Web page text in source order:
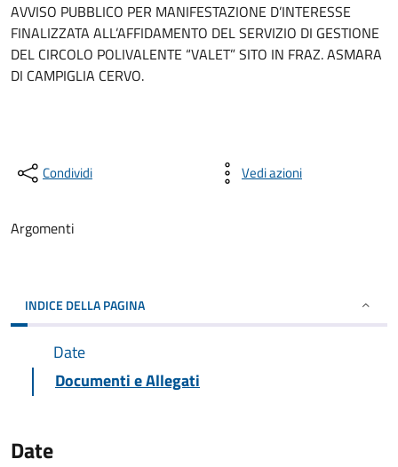
AVVISO PUBBLICO PER MANIFESTAZIONE D’INTERESSE
FINALIZZATA ALL’AFFIDAMENTO DEL SERVIZIO DI GESTIONE
DEL CIRCOLO POLIVALENTE “VALET” SITO IN FRAZ. ASMARA
DI CAMPIGLIA CERVO.
Condividi Vedi azioni
Argomenti
INDICE DELLA PAGINA
Date
Documenti e Allegati
Date